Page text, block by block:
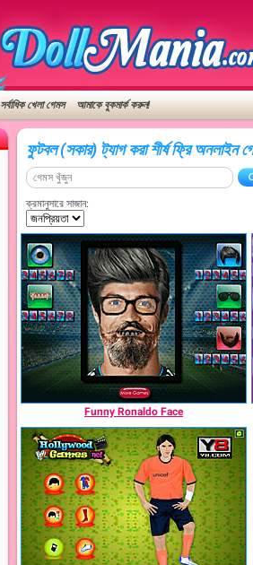
সর্বাধিক খেলা গেমস আমাকে বুকমার্ক করুন!
ফুটবল (সকার) ট্যাগ করা শীর্ষ ফ্রি অনলাইন
ক্রমানুসারে সাজান:
Funny Ronaldo Face